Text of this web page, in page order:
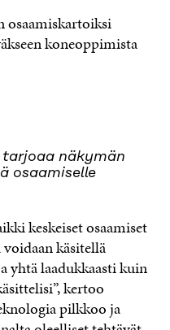
osaamiskartoiksi
koneoppimista
tarjoaa näkymän
osaamiselle
keskeiset osaamiset
käsitellä
yhtä laadukkaasti kuin
kertoo
pilkkoo ja